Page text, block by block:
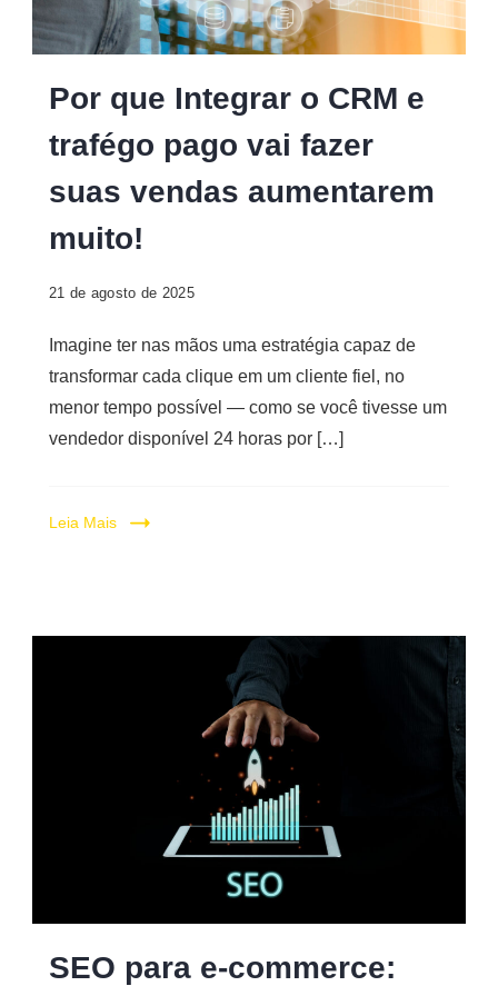
Digital
Por que Integrar o CRM e
trafégo pago vai fazer
suas vendas aumentarem
muito!
21 de agosto de 2025
Imagine ter nas mãos uma estratégia capaz de
transformar cada clique em um cliente fiel, no
menor tempo possível — como se você tivesse um
vendedor disponível 24 horas por […]
Leia Mais
marketing
SEO para e-commerce: